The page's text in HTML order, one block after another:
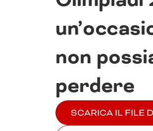
non
perdere
SCARICA IL FILE